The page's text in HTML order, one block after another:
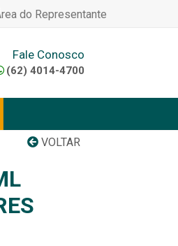
do Representante
Fale Conosco
(62) 4014-4700
VOLTAR